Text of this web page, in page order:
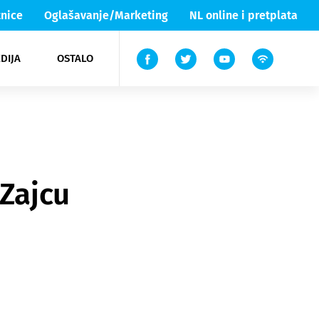
Oglašavanje/Marketing NL online i pretplata
OSTALO
Lika & Senj
TV